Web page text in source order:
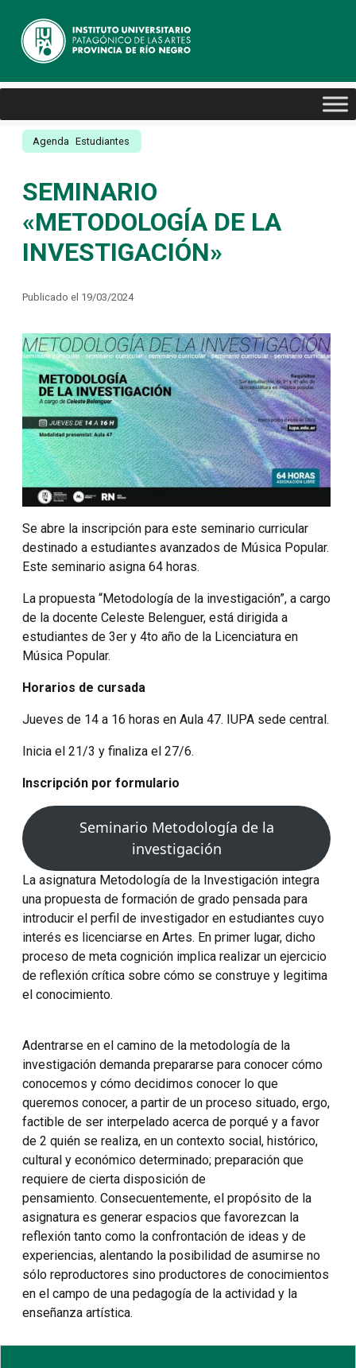
Agenda Estudiantes
SEMINARIO
«METODOLOGÍA DE LA
INVESTIGACIÓN»
Publicado el 19/03/2024
Se abre la inscripción para este seminario curricular
destinado a estudiantes avanzados de Música Popular.
Este seminario asigna 64 horas.
La propuesta “Metodología de la investigación”, a cargo
de la docente Celeste Belenguer, está dirigida a
estudiantes de 3er y 4to año de la Licenciatura en
Música Popular.
Horarios de cursada
Jueves de 14 a 16 horas en Aula 47. IUPA sede central.
Inicia el 21/3 y finaliza el 27/6.
Inscripción por formulario
Seminario Metodología de la
investigación
La asignatura Metodología de la Investigación integra
una propuesta de formación de grado pensada para
introducir el perfil de investigador en estudiantes cuyo
interés es licenciarse en Artes. En primer lugar, dicho
proceso de meta cognición implica realizar un ejercicio
de reflexión crítica sobre cómo se construye y legitima
el conocimiento.
Adentrarse en el camino de la metodología de la
investigación demanda prepararse para conocer cómo
conocemos y cómo decidimos conocer lo que
queremos conocer, a partir de un proceso situado, ergo,
factible de ser interpelado acerca de porqué y a favor
de 2 quién se realiza, en un contexto social, histórico,
cultural y económico determinado; preparación que
requiere de cierta disposición de
pensamiento. Consecuentemente, el propósito de la
asignatura es generar espacios que favorezcan la
reflexión tanto como la confrontación de ideas y de
experiencias, alentando la posibilidad de asumirse no
sólo reproductores sino productores de conocimientos
en el campo de una pedagogía de la actividad y la
enseñanza artística.